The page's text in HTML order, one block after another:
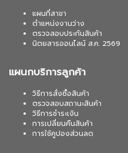
แผนที่สาขา
ตำแหน่งงานว่าง
ตรวจสอบประกันสินค้า
นิตยสารออนไลน์ ส.ค. 2569
แผนกบริการลูกค้า
วิธีการสั่งซื้อสินค้า
ตรวจสอบสถานะสินค้า
วิธีการชำระเงิน
การเปลี่ยนคืนสินค้า
การใช้คูปองส่วนลด